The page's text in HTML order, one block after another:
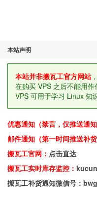
本站声明
本站并非搬瓦工官方网站
在购买 VPS 之后不能用
VPS 可用于学习 Linux 知
优惠通知（禁言，仅推送通知
邮件通知（第一时间推送补货
搬瓦工官网： 点击直达
搬瓦工实时库存监控：
搬瓦工补货通知微信号：